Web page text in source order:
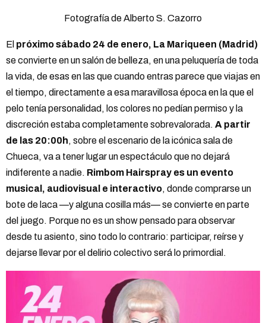
Fotografía de Alberto S. Cazorro
El próximo sábado 24 de enero, La Mariqueen (Madrid)
se convierte en un salón de belleza, en una peluquería de toda
la vida, de esas en las que cuando entras parece que viajas en
el tiempo, directamente a esa maravillosa época en la que el
pelo tenía personalidad, los colores no pedían permiso y la
discreción estaba completamente sobrevalorada. A partir
de las 20:00h, sobre el escenario de la icónica sala de
Chueca, va a tener lugar un espectáculo que no dejará
indiferente a nadie. Rimbom Hairspray es un evento
musical, audiovisual e interactivo, donde comprarse un
bote de laca —y alguna cosilla más— se convierte en parte
del juego. Porque no es un show pensado para observar
desde tu asiento, sino todo lo contrario: participar, reírse y
dejarse llevar por el delirio colectivo será lo primordial.